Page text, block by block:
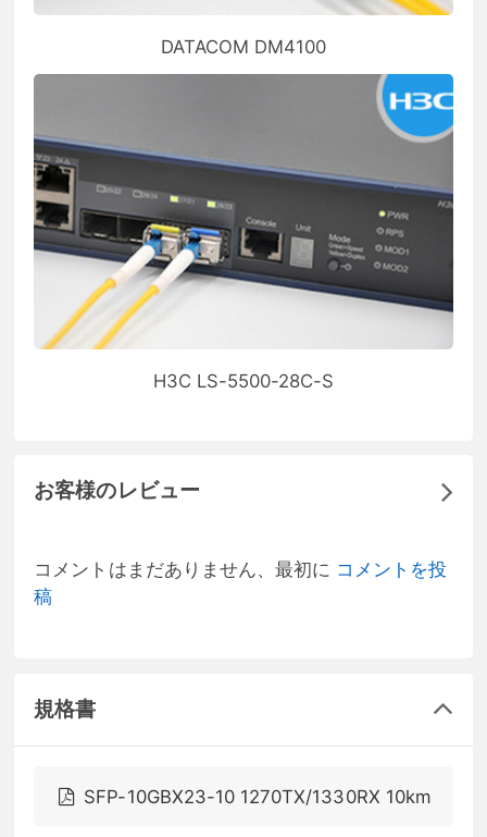
DATACOM DM4100
H3C LS-5500-28C-S
お客様のレビュー
コメントはまだありません、最初に コメントを投
稿
規格書
SFP-10GBX23-10 1270TX/1330RX 10km